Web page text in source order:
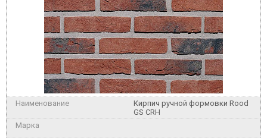
Кирпич ручной формовки Rood
GS CRH